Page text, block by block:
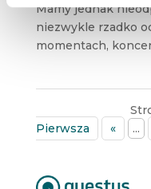
Mamy jednak
niezwykle rzadko
momentach,
Pierwsza
« ...